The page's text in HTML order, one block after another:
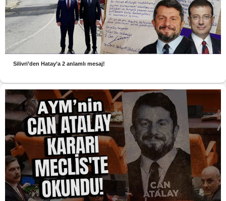
Silivri’den Hatay’a 2 anlamlı mesaj!